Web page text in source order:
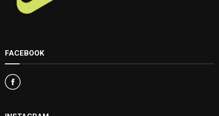
FACEBOOK